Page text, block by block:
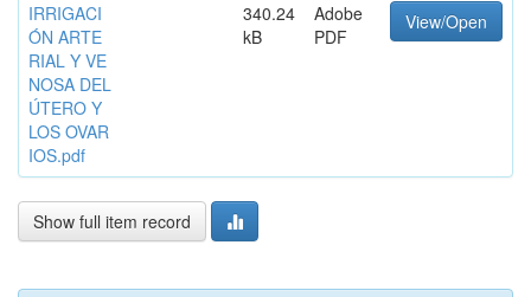
IRRIGACI
ÓN ARTE
RIAL Y VE
NOSA DEL
ÚTERO Y
LOS OVAR
IOS.pdf
340.24
kB
Adobe
PDF
View/Open
Show full item record